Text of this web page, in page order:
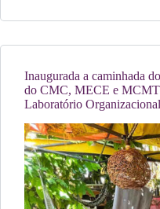
Inaugurada a caminhada
do CMC, MECE e MCMT
Laboratório